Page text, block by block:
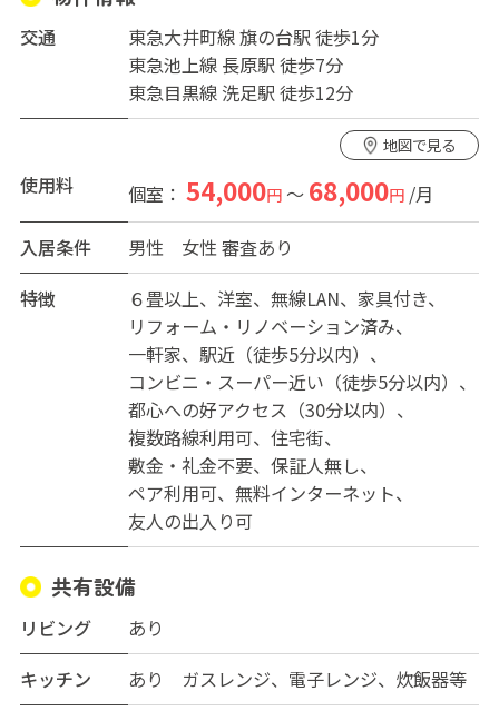
交通
東急大井町線 旗の台駅 徒歩1分
東急池上線 長原駅 徒歩7分
東急目黒線 洗足駅 徒歩12分
地図で見る
使用料 個室： 54,000円～ 68,000円/月
入居条件
男性 女性審査あり
特徴
６畳以上 洋室 無線LAN
家具付き
リフォーム・リノベーション済み
一軒家
駅近（徒歩5分以内）
コンビニ・スーパー近い（徒歩5分以内）
都心への好アクセス（30分以内）
複数路線利用可
住宅街
敷金・礼金不要
保証人無し
ペア利用可
無料インターネット
友人の出入り可
共有設備
リビング
あり
キッチン
あり ガスレンジ、電子レンジ、炊飯器等